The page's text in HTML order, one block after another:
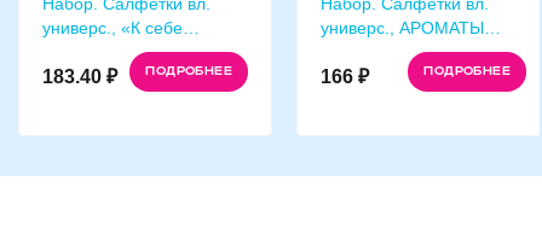
универс., АРОМАТЫ
МИРА, 8 шт х 8 . ГеоДом
166 ₽ ПОДРОБНЕЕ
универс., «К себе
нежно», 8 шт х 12.
ГеоДом
272.30 ₽